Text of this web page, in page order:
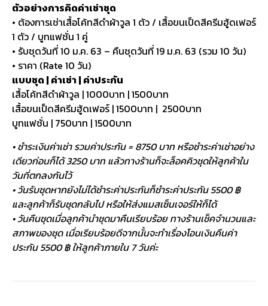
ตัวอย่างการคิดค่าเช่าชุด
• ต้องการเช่าเสื้อโค้ทสีดำผ้าวูล 1 ตัว / เสื้อขนเป็ดสีครีมฮู้ดเฟอร์
1 ตัว / บูทแฟชั่น 1 คู่
• รับชุดวันที่ 10 ม.ค. 63 – คืนชุดวันที่ 19 ม.ค. 63 (รวม 10 วัน)
• ราคา (Rate 10 วัน)
แบบชุด | ค่าเช่า | ค่าประกัน
เสื้อโค้ทสีดำผ้าวูล | 1000บาท | 1500บาท
เสื้อขนเป็ดสีครีมฮู้ดเฟอร์ | 1500บาท | 2500บาท
บูทแฟชั่น | 750บาท | 1500บาท
• ชำระเงินค่าเช่า รวมค่าประกัน = 8750 บาท หรือชำระค่าเช่าอย่าง
เดียวก่อนก็ได้ 3250 บาท แล้วทางร้านก็จะล็อคคิวชุดให้ลูกค้าใน
วันที่ตกลงกันไว้
• วันรับชุดหากยังไม่ได้ชำระค่าประกันก็ชำระค่าประกัน 5500 ฿
และลูกค้าก็รับชุดกลับไป หรือให้ส่งแมสเซ็นเจอร์ให้ก็ได้
• วันคืนชุดเมื่อลูกค้านำชุดมาคืนเรียบร้อย ทางร้านเช็คจำนวนและ
สภาพของชุด เมื่อเรียบร้อยดีจากนั้นจะทำเรื่องโอนเงินคืนค่า
ประกัน 5500 ฿ ให้ลูกค้าภายใน 7 วันค่ะ